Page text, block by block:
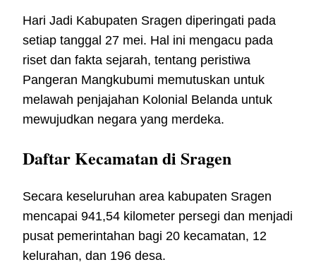
Hari Jadi Kabupaten Sragen diperingati pada
setiap tanggal 27 mei. Hal ini mengacu pada
riset dan fakta sejarah, tentang peristiwa
Pangeran Mangkubumi memutuskan untuk
melawah penjajahan Kolonial Belanda untuk
mewujudkan negara yang merdeka.
Daftar Kecamatan di Sragen
Secara keseluruhan area kabupaten Sragen
mencapai 941,54 kilometer persegi dan menjadi
pusat pemerintahan bagi 20 kecamatan, 12
kelurahan, dan 196 desa.